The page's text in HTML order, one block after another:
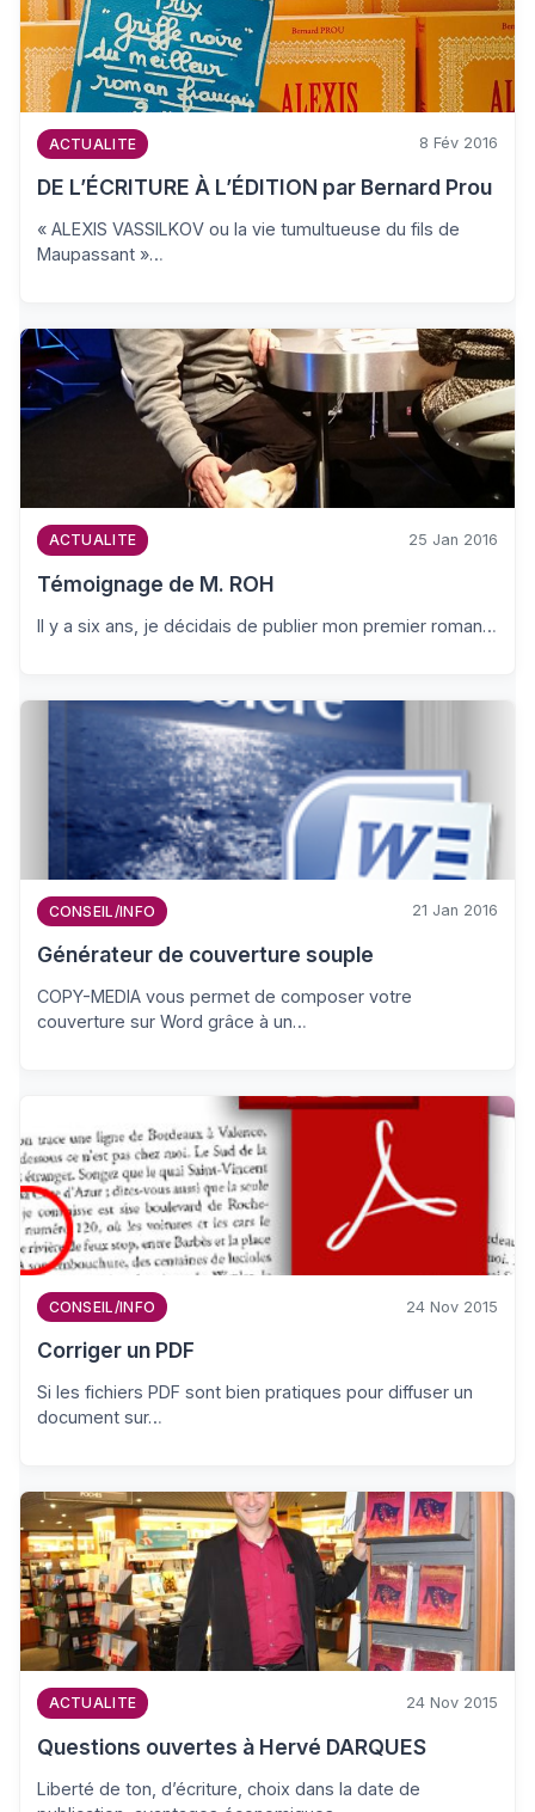
ACTUALITE 8 Fév 2016
DE L’ÉCRITURE À L’ÉDITION par Bernard Prou
« ALEXIS VASSILKOV ou la vie tumultueuse du fils de
Maupassant »…
ACTUALITE 25 Jan 2016
Témoignage de M. ROH
Il y a six ans, je décidais de publier mon premier roman…
CONSEIL/INFO 21 Jan 2016
Générateur de couverture souple
COPY-MEDIA vous permet de composer votre
couverture sur Word grâce à un…
CONSEIL/INFO 24 Nov 2015
Corriger un PDF
Si les fichiers PDF sont bien pratiques pour diffuser un
document sur…
ACTUALITE 24 Nov 2015
Questions ouvertes à Hervé DARQUES
Liberté de ton, d’écriture, choix dans la date de